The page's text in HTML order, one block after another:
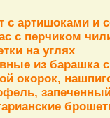
с артишоками и
с перчиком
на углях
из барашка
окорок,